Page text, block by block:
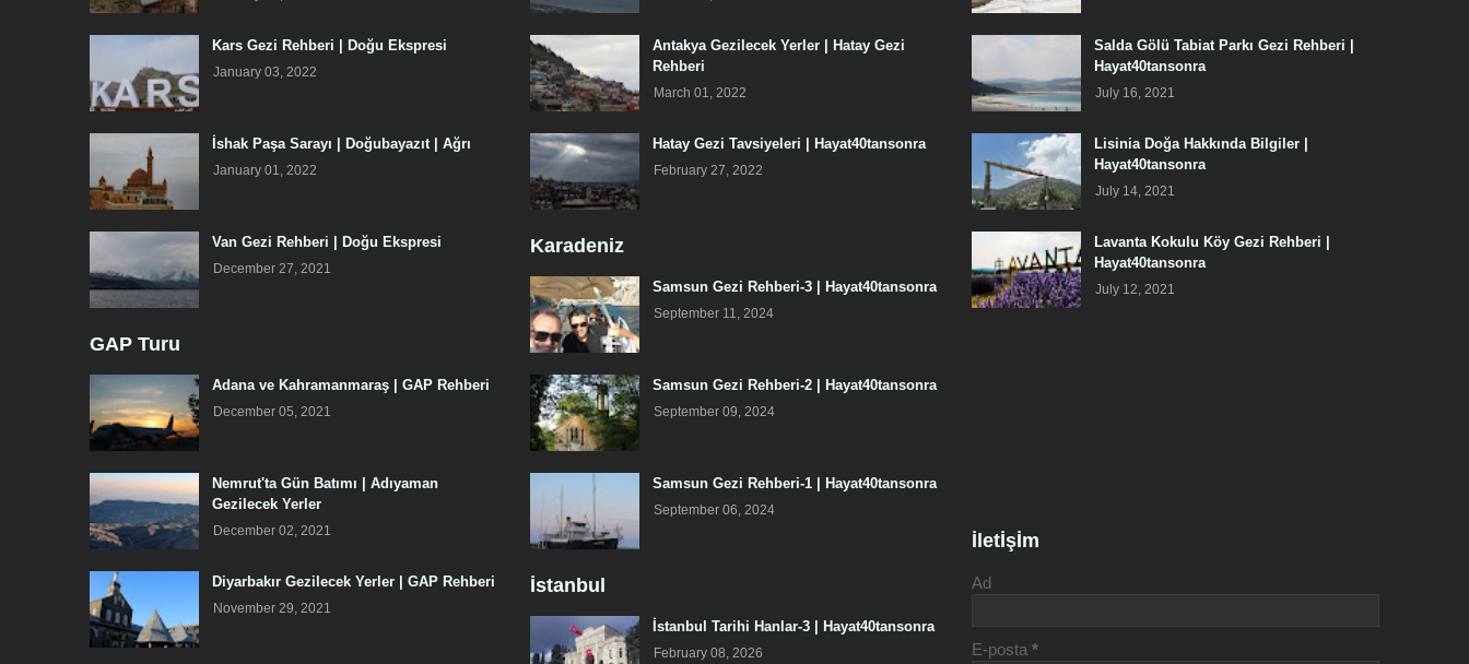
Kars Gezi Rehberi | Doğu Ekspresi
January 03, 2022
İshak Paşa Sarayı | Doğubayazıt | Ağrı
January 01, 2022
Van Gezi Rehberi | Doğu Ekspresi
December 27, 2021
GAP Turu
Adana ve Kahramanmaraş | GAP Rehberi
December 05, 2021
Nemrut'ta Gün Batımı | Adıyaman
Gezilecek Yerler
December 02, 2021
Diyarbakır Gezilecek Yerler | GAP Rehberi
November 29, 2021
Antakya Gezilecek Yerler | Hatay Gezi
Rehberi
March 01, 2022
Hatay Gezi Tavsiyeleri | Hayat40tansonra
February 27, 2022
Karadeniz
Samsun Gezi Rehberi-3 | Hayat40tansonra
September 11, 2024
Samsun Gezi Rehberi-2 | Hayat40tansonra
September 09, 2024
Samsun Gezi Rehberi-1 | Hayat40tansonra
September 06, 2024
İstanbul
İstanbul Tarihi Hanlar-3 | Hayat40tansonra
February 08, 2026
Salda Gölü Tabiat Parkı Gezi Rehberi |
Hayat40tansonra
July 16, 2021
Lisinia Doğa Hakkında Bilgiler |
Hayat40tansonra
July 14, 2021
Lavanta Kokulu Köy Gezi Rehberi |
Hayat40tansonra
July 12, 2021
İletİşİm
Ad
E-posta *